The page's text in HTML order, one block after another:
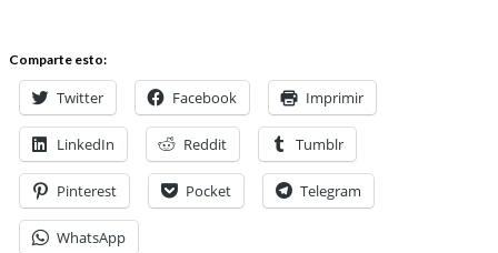
Comparte esto:
Twitter Facebook Imprimir
LinkedIn Reddit Tumblr
Pinterest Pocket Telegram
WhatsApp